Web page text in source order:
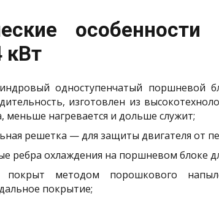
кВт
одноступенчатый поршневой
изготовлен из
меньше нагревается и дольше служит;
решетка — для защиты двигателя от
ребра охлаждения на поршневом блоке
покрыт методом порошкового
покрытие;